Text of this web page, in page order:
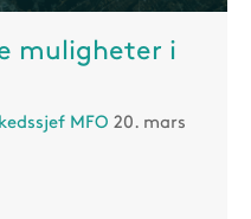
muligheter i
MFO 20. mars